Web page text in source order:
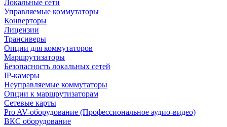
Локальные сети
Управляемые коммутаторы
Конверторы
Лицензии
Трансиверы
Опции для коммутаторов
Маршрутизаторы
Безопасность локальных сетей
IP-камеры
Неуправляемые коммутаторы
Опции к маршрутизаторам
Сетевые карты
Pro AV-оборудование (Профессиональное аудио-видео)
ВКС оборудование